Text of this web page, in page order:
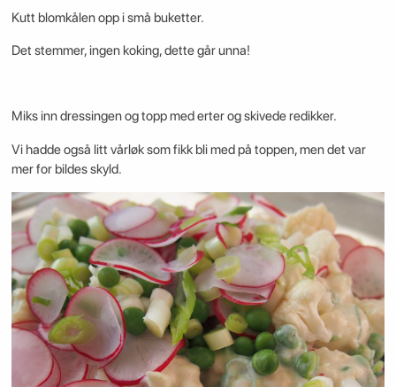
Kutt blomkålen opp i små buketter.
Det stemmer, ingen koking, dette går unna!
Miks inn dressingen og topp med erter og skivede redikker.
Vi hadde også litt vårløk som fikk bli med på toppen, men det var
mer for bildes skyld.